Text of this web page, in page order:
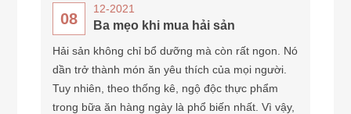
08
12-2021
Ba mẹo khi mua hải sản
Hải sản không chỉ bổ dưỡng mà còn rất ngon. Nó
dần trở thành món ăn yêu thích của mọi người.
Tuy nhiên, theo thống kê, ngộ độc thực phẩm
trong bữa ăn hàng ngày là phổ biến nhất. Vì vậy,